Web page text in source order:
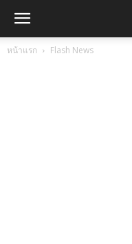
หน้าแรก Flash News